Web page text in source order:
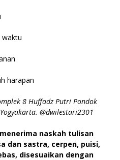
waktu
harapan
8 Huffadz Putri Pondok
@dwilestari2301
naskah tulisan
dan sastra, cerpen, puisi,
disesuaikan dengan